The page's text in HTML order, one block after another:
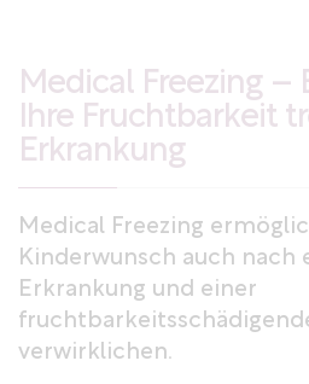
Medical Freezing –
Ihre Fruchtbarkeit
Erkrankung
Medical Freezing
Kinderwunsch auch nach
Erkrankung und einer
verwirklichen.